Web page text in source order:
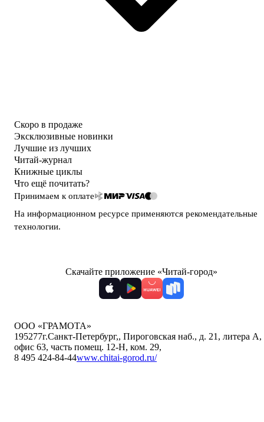
Скоро в продаже
Эксклюзивные новинки
Лучшие из лучших
Читай-журнал
Книжные циклы
Что ещё почитать?
Принимаем к оплате
На информационном ресурсе применяются рекомендательные
технологии.
Скачайте приложение «Читай-город»
ООО «ГРАМОТА»
195277г.Санкт-Петербург,, Пироговская наб., д. 21, литера А,
офис 63, часть помещ. 12-Н, ком. 29,
8 495 424-84-44www.chitai-gorod.ru/